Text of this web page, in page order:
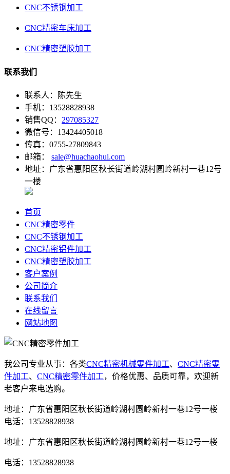
CNC不锈钢加工
CNC精密车床加工
CNC精密塑胶加工
联系我们
联系人：陈先生
手机：13528828938
销售QQ： 297085327
微信号：13424405018
传真：0755-27809843
邮箱： sale@huachaohui.com
地址：广东省惠阳区秋长街道岭湖村圆岭新村一巷12号
一楼
首页
CNC精密零件
CNC不锈钢加工
CNC精密铝件加工
CNC精密塑胶加工
客户案例
公司简介
联系我们
在线留言
网站地图
我公司专业从事：各类CNC精密机械零件加工、 CNC精密零
件加工、 CNC精密零件加工，价格优惠、品质可靠，欢迎新
老客户来电选购。
地址：广东省惠阳区秋长街道岭湖村圆岭新村一巷12号一楼
电话：13528828938
地址：广东省惠阳区秋长街道岭湖村圆岭新村一巷12号一楼
电话：13528828938